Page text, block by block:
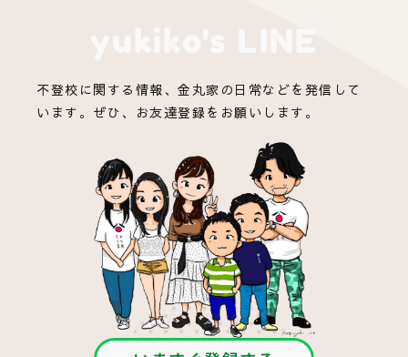
不登校に関する情報、金丸家の日常などを発信して
います。ぜひ、お友達登録をお願いします。